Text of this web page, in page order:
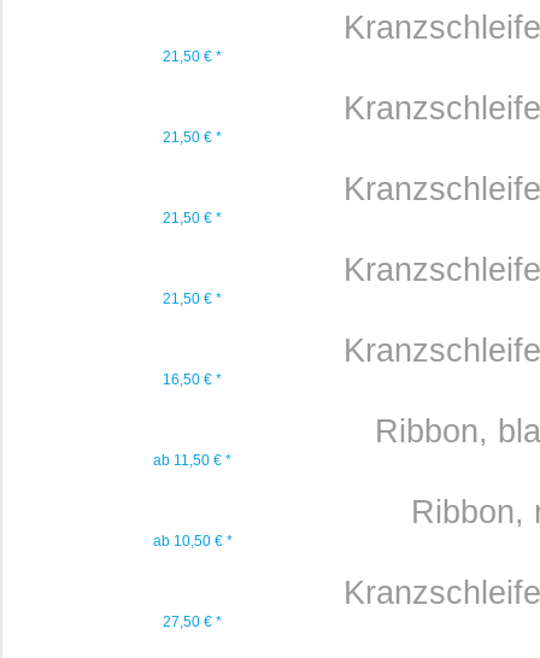
21,50 € *
21,50 € *
21,50 € *
21,50 € *
16,50 € *
Ribbon,
ab 11,50 € *
Ribbon,
ab 10,50 € *
27,50 € *